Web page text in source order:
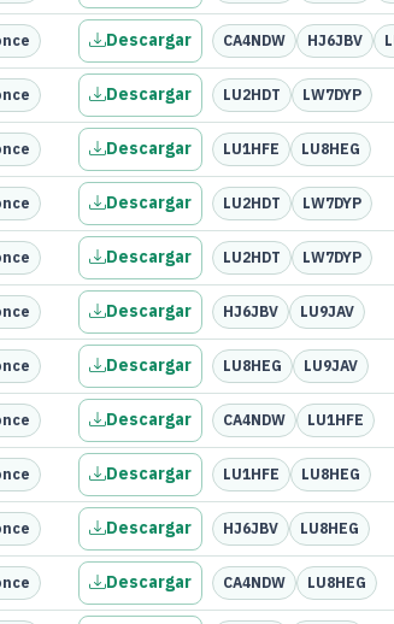
Descargar CA4NDW HJ6JBV
Descargar LU2HDT LW7DYP
Descargar LU1HFE LU8HEG
Descargar LU2HDT LW7DYP
Descargar LU2HDT LW7DYP
Descargar HJ6JBV LU9JAV
Descargar LU8HEG LU9JAV
Descargar CA4NDW LU1HFE
Descargar LU1HFE LU8HEG
Descargar HJ6JBV LU8HEG
Descargar CA4NDW LU8HEG